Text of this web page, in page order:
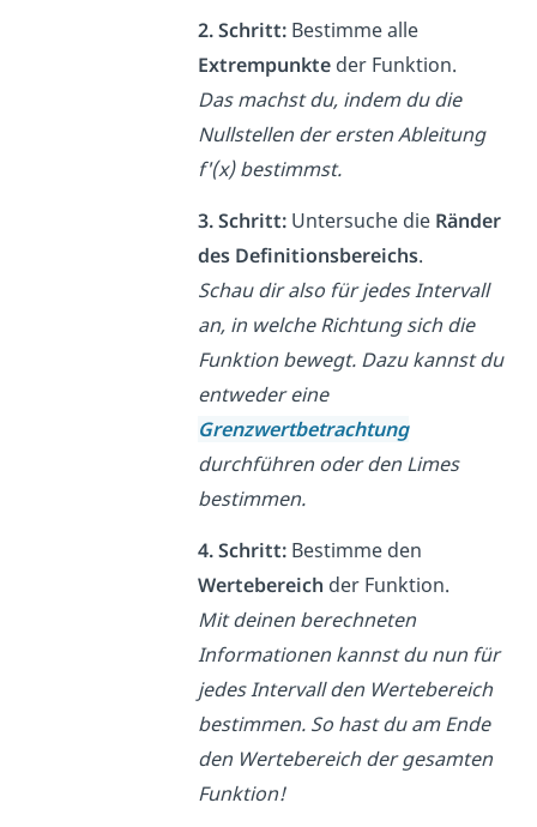
2. Schritt: Bestimme alle
Extrempunkte der Funktion.
Das machst du, indem du die
Nullstellen der ersten Ableitung
f'(x) bestimmst.
3. Schritt: Untersuche die Ränder
des Definitionsbereichs.
Schau dir also für jedes Intervall
an, in welche Richtung sich die
Funktion bewegt. Dazu kannst du
entweder eine
Grenzwertbetrachtung
durchführen oder den Limes
bestimmen.
4. Schritt: Bestimme den
Wertebereich der Funktion.
Mit deinen berechneten
Informationen kannst du nun für
jedes Intervall den Wertebereich
bestimmen. So hast du am Ende
den Wertebereich der gesamten
Funktion!